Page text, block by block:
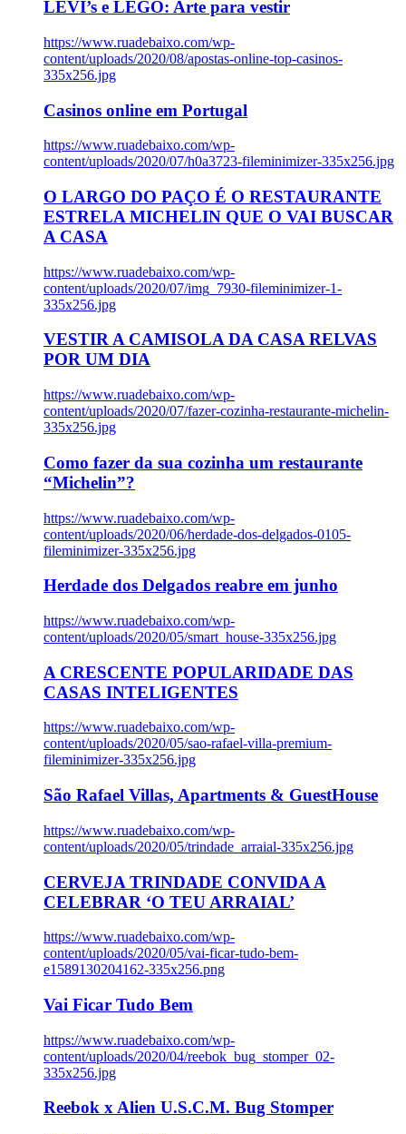
LEVI’s e LEGO: Arte para vestir
https://www.ruadebaixo.com/wp-
content/uploads/2020/08/apostas-online-top-casinos-
335x256.jpg
Casinos online em Portugal
https://www.ruadebaixo.com/wp-
content/uploads/2020/07/h0a3723-fileminimizer-335x256.jpg
O LARGO DO PAÇO É O RESTAURANTE
ESTRELA MICHELIN QUE O VAI BUSCAR
A CASA
https://www.ruadebaixo.com/wp-
content/uploads/2020/07/img_7930-fileminimizer-1-
335x256.jpg
VESTIR A CAMISOLA DA CASA RELVAS
POR UM DIA
https://www.ruadebaixo.com/wp-
content/uploads/2020/07/fazer-cozinha-restaurante-michelin-
335x256.jpg
Como fazer da sua cozinha um restaurante
“Michelin”?
https://www.ruadebaixo.com/wp-
content/uploads/2020/06/herdade-dos-delgados-0105-
fileminimizer-335x256.jpg
Herdade dos Delgados reabre em junho
https://www.ruadebaixo.com/wp-
content/uploads/2020/05/smart_house-335x256.jpg
A CRESCENTE POPULARIDADE DAS
CASAS INTELIGENTES
https://www.ruadebaixo.com/wp-
content/uploads/2020/05/sao-rafael-villa-premium-
fileminimizer-335x256.jpg
São Rafael Villas, Apartments & GuestHouse
https://www.ruadebaixo.com/wp-
content/uploads/2020/05/trindade_arraial-335x256.jpg
CERVEJA TRINDADE CONVIDA A
CELEBRAR ‘O TEU ARRAIAL’
https://www.ruadebaixo.com/wp-
content/uploads/2020/05/vai-ficar-tudo-bem-
e1589130204162-335x256.png
Vai Ficar Tudo Bem
https://www.ruadebaixo.com/wp-
content/uploads/2020/04/reebok_bug_stomper_02-
335x256.jpg
Reebok x Alien U.S.C.M. Bug Stomper